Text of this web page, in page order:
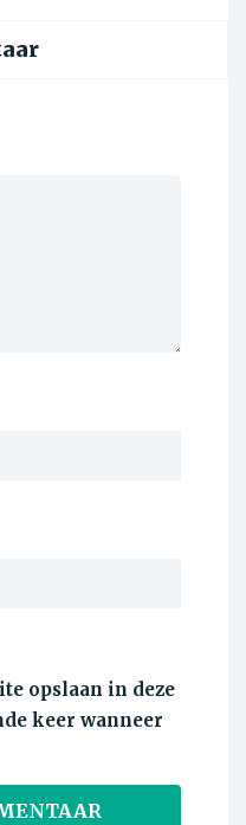
opslaan in deze
keer wanneer